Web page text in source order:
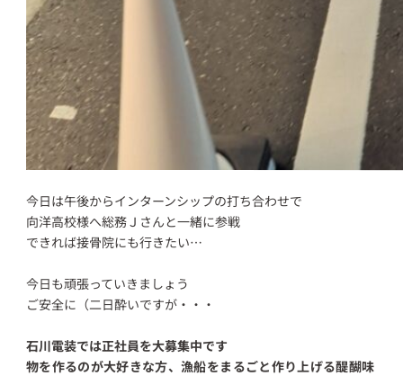
今日は午後からインターンシップの打ち合わせで
向洋高校様へ総務Ｊさんと一緒に参戦
できれば接骨院にも行きたい…
今日も頑張っていきましょう
ご安全に（二日酔いですが・・・
石川電装では正社員を大募集中です
物を作るのが大好きな方、漁船をまるごと作り上げる醍醐味